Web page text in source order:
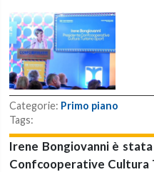
Categorie: Primo piano
Tags:
Irene Bongiovanni è
Confcooperative Cultura